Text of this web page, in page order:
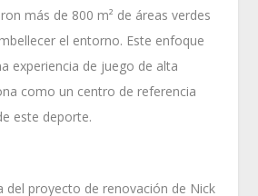
más de 800 m² de áreas verdes
el entorno. Este enfoque
experiencia de juego de alta
como un centro de referencia
este deporte.
del proyecto de renovación de Nick